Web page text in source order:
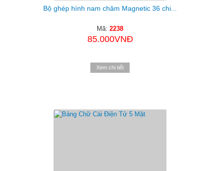
Bộ ghép hình nam châm Magnetic 36 chi...
Mã: 2238
85.000VNĐ
Xem chi tiết